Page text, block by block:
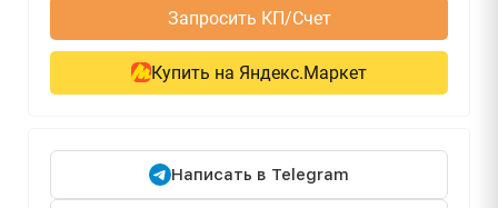
Запросить КП/Счет
Купить на Яндекс.Маркет
Написать в Telegram